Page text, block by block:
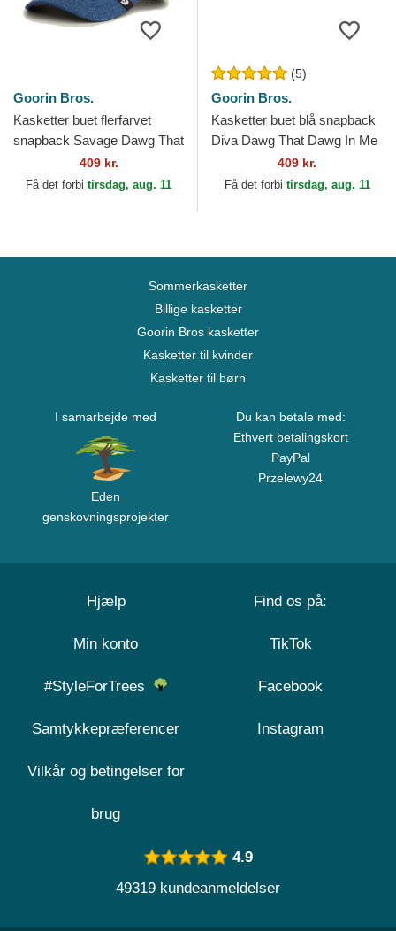
Goorin Bros.
Kasketter buet flerfarvet
snapback Savage Dawg That
Dawg In Me The Farm
Goorin Bros.
409 kr.
Få det forbi tirsdag, aug. 11
(5)
Goorin Bros.
Kasketter buet blå snapback
Diva Dawg That Dawg In Me
The Farm Goorin Bros.
409 kr.
Få det forbi tirsdag, aug. 11
Sommerkasketter
Billige kasketter
Goorin Bros kasketter
Kasketter til kvinder
Kasketter til børn
I samarbejde med
Eden
genskovningsprojekter
Du kan betale med:
Ethvert betalingskort
PayPal
Przelewy24
Hjælp
Min konto
#StyleForTrees
Samtykkepræferencer
Vilkår og betingelser for
brug
Find os på:
TikTok
Facebook
Instagram
4.9
49319 kundeanmeldelser